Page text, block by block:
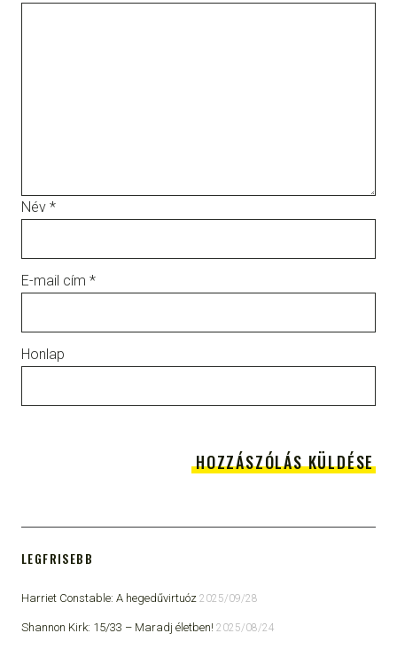
Név *
E-mail cím *
Honlap
LEGFRISEBB
Harriet Constable: A hegedűvirtuóz 2025/09/28
Shannon Kirk: 15/33 ​– Maradj életben! 2025/08/24